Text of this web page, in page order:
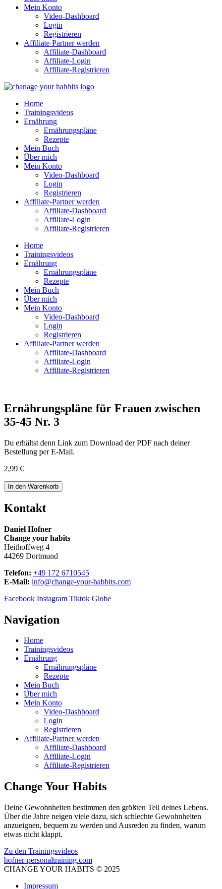
Mein Konto
Video-Dashboard
Login
Registrieren
Affiliate-Partner werden
Affiliate-Dashboard
Affiliate-Login
Affiliate-Registrieren
Home
Trainingsvideos
Ernährung
Ernährungspläne
Rezepte
Mein Buch
Über mich
Mein Konto
Video-Dashboard
Login
Registrieren
Affiliate-Partner werden
Affiliate-Dashboard
Affiliate-Login
Affiliate-Registrieren
Home
Trainingsvideos
Ernährung
Ernährungspläne
Rezepte
Mein Buch
Über mich
Mein Konto
Video-Dashboard
Login
Registrieren
Affiliate-Partner werden
Affiliate-Dashboard
Affiliate-Login
Affiliate-Registrieren
Ernährungspläne für Frauen zwischen
35-45 Nr. 3
Du erhältst denn Link zum Download der PDF nach deiner
Bestellung per E-Mail.
2,99 €
Ernährungspläne
für
Frauen
zwischen
45
Nr.
3
Menge
In den Warenkorb
Kontakt
Daniel Hofner
Change your habits
Heithoffweg 4
44269 Dortmund
Telefon: +49 172 6710545
E-Mail: info@change-your-habbits.com
Facebook Instagram Tiktok Globe
Navigation
Home
Trainingsvideos
Ernährung
Ernährungspläne
Rezepte
Mein Buch
Über mich
Mein Konto
Video-Dashboard
Login
Registrieren
Affiliate-Partner werden
Affiliate-Dashboard
Affiliate-Login
Affiliate-Registrieren
Change Your Habits
Deine Gewohnheiten bestimmen den größten Teil deines Lebens.
Über die Jahre neigen viele dazu, sich schlechte Gewohnheiten
anzueignen, bequem zu werden und Ausreden zu finden, warum
etwas nicht klappt.
Zu den Trainingsvideos
hofner-personaltraining.com
CHANGE YOUR HABITS © 2025
Impressum